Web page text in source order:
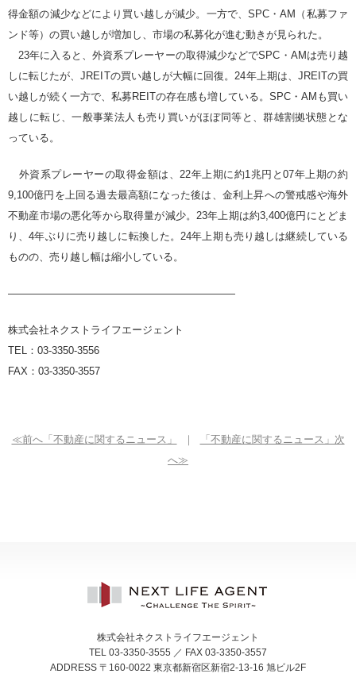
得金額の減少などにより買い越しが減少。一方で、SPC・AM（私募ファ
ンド等）の買い越しが増加し、市場の私募化が進む動きが見られた。
23年に入ると、外資系プレーヤーの取得減少などでSPC・AMは売り越
しに転じたが、JREITの買い越しが大幅に回復。24年上期は、JREITの買
い越しが続く一方で、私募REITの存在感も増している。SPC・AMも買い
越しに転じ、一般事業法人も売り買いがほぼ同等と、群雄割拠状態とな
っている。
外資系プレーヤーの取得金額は、22年上期に約1兆円と07年上期の約
9,100億円を上回る過去最高額になった後は、金利上昇への警戒感や海外
不動産市場の悪化等から取得量が減少。23年上期は約3,400億円にとどま
り、4年ぶりに売り越しに転換した。24年上期も売り越しは継続している
ものの、売り越し幅は縮小している。
——————————————————————
株式会社ネクストライフエージェント
TEL ： 03-3350-3556
FAX ： 03-3350-3557
≪前へ「不動産に関するニュース」 ｜
「不動産に関するニュース」次
へ≫
株式会社ネクストライフエージェント
TEL 03-3350-3555 ／ FAX 03-3350-3557
ADDRESS 〒160-0022 東京都新宿区新宿2-13-16 旭ビル2F